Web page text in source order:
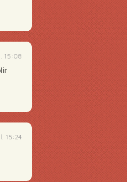
15:08
15:24